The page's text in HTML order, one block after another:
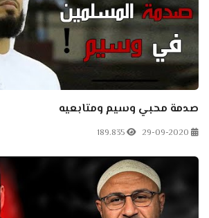
صدمة محبي وسيم ومتابعيه
29-09-2020
189.835